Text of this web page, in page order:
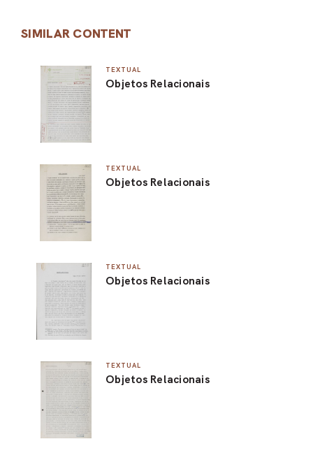
SIMILAR CONTENT
TEXTUAL
Objetos Relacionais
TEXTUAL
Objetos Relacionais
TEXTUAL
Objetos Relacionais
TEXTUAL
Objetos Relacionais